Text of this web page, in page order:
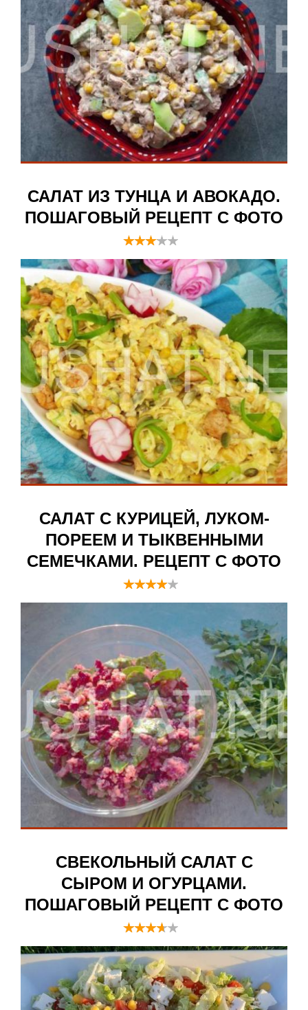
САЛАТ ИЗ ТУНЦА И АВОКАДО.
ПОШАГОВЫЙ РЕЦЕПТ С ФОТО
САЛАТ С КУРИЦЕЙ, ЛУКОМ-
ПОРЕЕМ И ТЫКВЕННЫМИ
СЕМЕЧКАМИ. РЕЦЕПТ С ФОТО
СВЕКОЛЬНЫЙ САЛАТ С
СЫРОМ И ОГУРЦАМИ.
ПОШАГОВЫЙ РЕЦЕПТ С ФОТО